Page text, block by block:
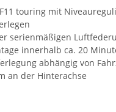
touring mit
serienmäßigen
innerhalb ca. 20
abhängig von
an der Hinterachse